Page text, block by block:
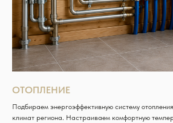
ОТОПЛЕНИЕ
Подбираем энергоэффективную систему
климат региона. Настраиваем комфортную